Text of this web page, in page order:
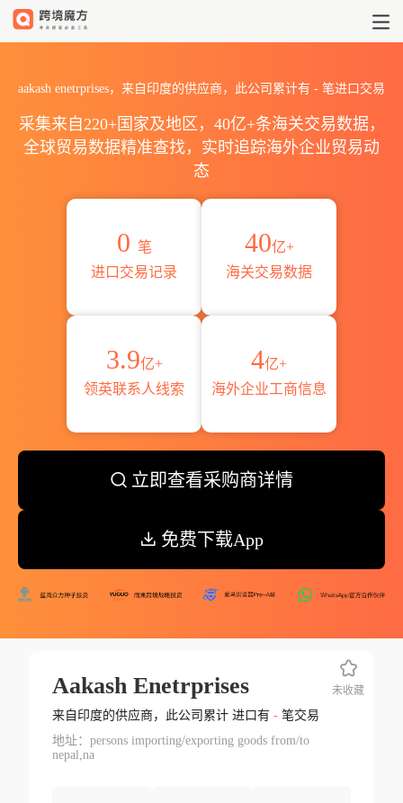
aakash enetrprises，来自印度的供应商，此公司累计有 - 笔进口交易
采集来自220+国家及地区，40亿+条海关交易数据，
全球贸易数据精准查找，实时追踪海外企业贸易动
态
0 笔
进口交易记录
40亿+
海关交易数据
3.9亿+
领英联系人线索
4亿+
海外企业工商信息
立即查看采购商详情
免费下载App
Aakash Enetrprises
来自印度的供应商，此公司累计 进口有 -笔交易
地址：persons importing/exporting goods from/to
nepal,na
未收藏